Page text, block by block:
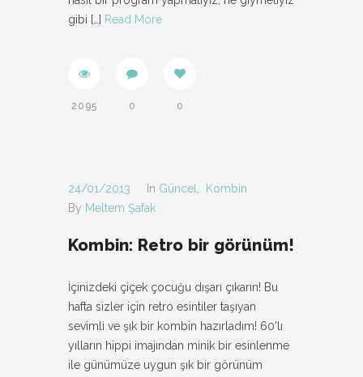
gibi […] Read More
2095 0 0
24/01/2013 In Güncel
Kombin
By Meltem Şafak
Kombin: Retro bir görünüm!
İçinizdeki çiçek çocuğu dışarı çıkarın! Bu
hafta sizler için retro esintiler taşıyan
sevimli ve şık bir kombin hazırladım! 60’lı
yılların hippi imajından minik bir esinlenme
ile günümüze uygun şık bir görünüm